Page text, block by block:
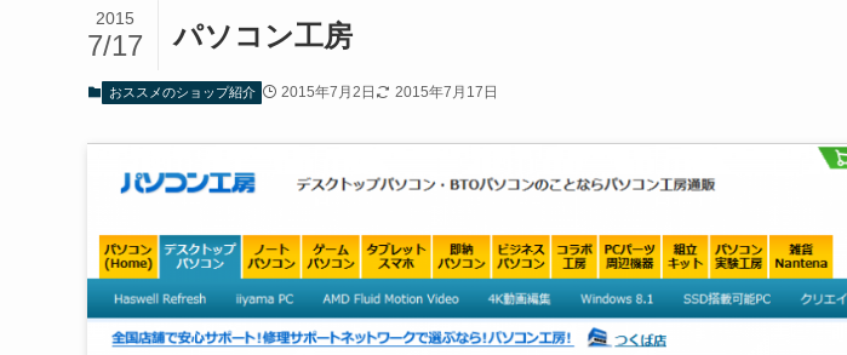
パソコン工房
2015
7/17
おススメのショップ紹介 2015年7月2日 2015年7月17日